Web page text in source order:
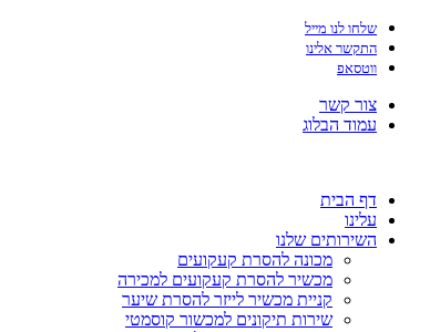
שלחו לנו מייל
התקשר אלינו
ווטסאפ
צור קשר
עמוד הבלוג
דף הבית
עלינו
השירותים שלנו
מכונה להסרת קעקועים
מכשיר להסרת קעקועים למכירה
קניית מכשיר לייזר להסרת שיער
שירות תיקונים למכשור קוסמטי